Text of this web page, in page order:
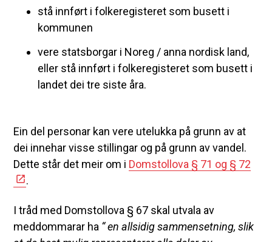
stå innført i folkeregisteret som busett i
kommunen
vere statsborgar i Noreg / anna nordisk land,
eller stå innført i folkeregisteret som busett i
landet dei tre siste åra.
Ein del personar kan vere utelukka på grunn av at
dei innehar visse stillingar og på grunn av vandel.
Dette står det meir om i Domstollova § 71 og § 72
.
I tråd med Domstollova § 67 skal utvala av
meddommarar ha “ en allsidig sammensetning, slik